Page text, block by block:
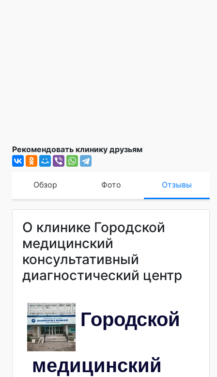
Рекомендовать клинику друзьям
Обзор Фото Отзывы
О клинике Городской
медицинский
консультативный
диагностический центр
Городской
медицинский